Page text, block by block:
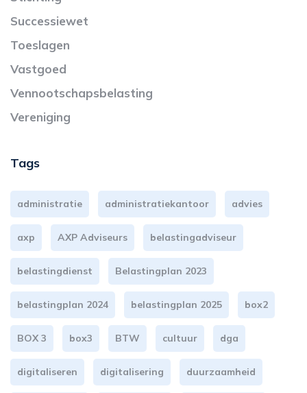
Successiewet
Toeslagen
Vastgoed
Vennootschapsbelasting
Vereniging
Tags
administratie administratiekantoor advies
axp AXP Adviseurs belastingadviseur
belastingdienst Belastingplan 2023
belastingplan 2024 belastingplan 2025 box2
BOX 3 box3 BTW cultuur dga
digitaliseren digitalisering duurzaamheid